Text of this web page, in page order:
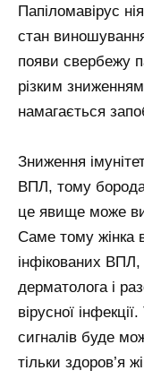
Папіломавірус
стан
появи свербежу
різким
намагається
Зниження
ВПЛ, тому
це явище може
Саме тому жінка
інфікованих ВПЛ,
дерматолога і
вірусної
сигналів буде
тільки здоров’я